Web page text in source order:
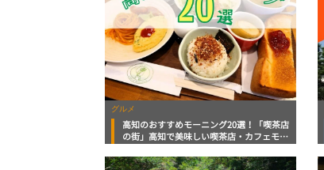
グルメ
高知のおすすめモーニング20選！「喫茶店
の街」高知で美味しい喫茶店・カフェモー